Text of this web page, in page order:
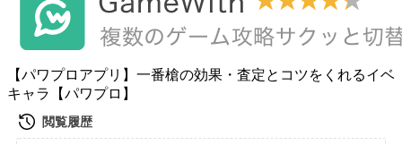
【パワプロアプリ】一番槍の効果・査定とコツをくれるイベ
キャラ【パワプロ】